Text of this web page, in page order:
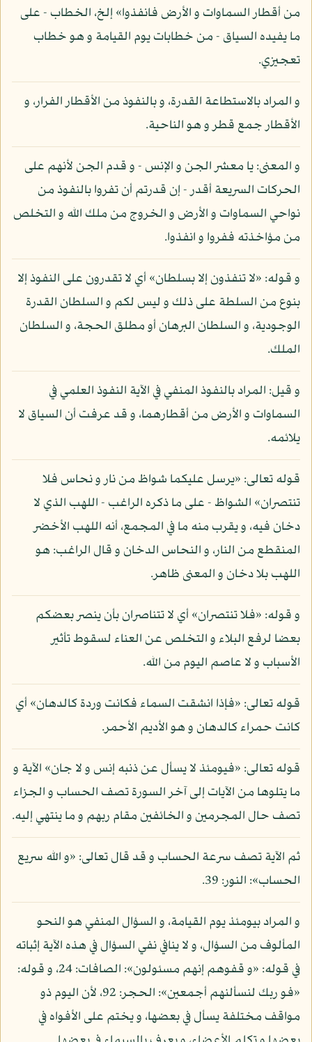
من أقطار السماوات و الأرض فانفذوا» إلخ، الخطاب - على
ما يفيده السياق - من خطابات يوم القيامة و هو خطاب
تعجيزي.
و المراد بالاستطاعة القدرة، و بالنفوذ من الأقطار الفرار، و
الأقطار جمع قطر و هو الناحية.
و المعنى: يا معشر الجن و الإنس - و قدم الجن لأنهم على
الحركات السريعة أقدر - إن قدرتم أن تفروا بالنفوذ من
نواحي السماوات و الأرض و الخروج من ملك الله و التخلص
من مؤاخذته ففروا و انفذوا.
و قوله: «لا تنفذون إلا بسلطان» أي لا تقدرون على النفوذ إلا
بنوع من السلطة على ذلك و ليس لكم و السلطان القدرة
الوجودية، و السلطان البرهان أو مطلق الحجة، و السلطان
الملك.
و قيل: المراد بالنفوذ المنفي في الآية النفوذ العلمي في
السماوات و الأرض من أقطارهما، و قد عرفت أن السياق لا
يلائمه.
قوله تعالى: «يرسل عليكما شواظ من نار و نحاس فلا
تنتصران» الشواظ - على ما ذكره الراغب - اللهب الذي لا
دخان فيه، و يقرب منه ما في المجمع، أنه اللهب الأخضر
المنقطع من النار، و النحاس الدخان و قال الراغب: هو
اللهب بلا دخان و المعنى ظاهر.
و قوله: «فلا تنتصران» أي لا تتناصران بأن ينصر بعضكم
بعضا لرفع البلاء و التخلص عن العناء لسقوط تأثير
الأسباب و لا عاصم اليوم من الله.
قوله تعالى: «فإذا انشقت السماء فكانت وردة كالدهان» أي
كانت حمراء كالدهان و هو الأديم الأحمر.
قوله تعالى: «فيومئذ لا يسأل عن ذنبه إنس و لا جان» الآية و
ما يتلوها من الآيات إلى آخر السورة تصف الحساب و الجزاء
تصف حال المجرمين و الخائفين مقام ربهم و ما ينتهي إليه.
ثم الآية تصف سرعة الحساب و قد قال تعالى: «و الله سريع
الحساب»: النور: 39.
و المراد بيومئذ يوم القيامة، و السؤال المنفي هو النحو
المألوف من السؤال، و لا ينافي نفي السؤال في هذه الآية إثباته
في قوله: «و قفوهم إنهم مسئولون»: الصافات: 24، و قوله:
«فو ربك لنسألنهم أجمعين»: الحجر: 92، لأن اليوم ذو
مواقف مختلفة يسأل في بعضها، و يختم على الأفواه في